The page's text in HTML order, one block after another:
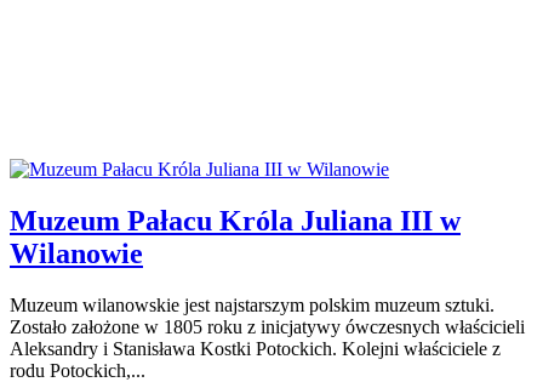
Muzeum Pałacu Króla Juliana III w
Wilanowie
Muzeum wilanowskie jest najstarszym polskim muzeum sztuki.
Zostało założone w 1805 roku z inicjatywy ówczesnych właścicieli
Aleksandry i Stanisława Kostki Potockich. Kolejni właściciele z
rodu Potockich,...